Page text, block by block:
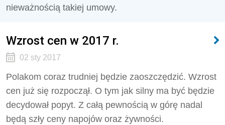
nieważnością takiej umowy.
Wzrost cen w 2017 r.
02 sty 2017
Polakom coraz trudniej będzie zaoszczędzić. Wzrost
cen już się rozpoczął. O tym jak silny ma być będzie
decydował popyt. Z całą pewnością w górę nadal
będą szły ceny napojów oraz żywności.